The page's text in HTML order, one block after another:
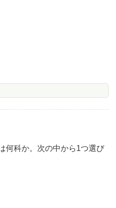
何科か。次の中から1つ選び